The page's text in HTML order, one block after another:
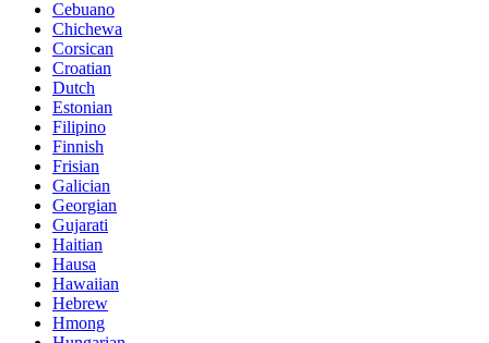
Cebuano
Chichewa
Corsican
Croatian
Dutch
Estonian
Filipino
Finnish
Frisian
Galician
Georgian
Gujarati
Haitian
Hausa
Hawaiian
Hebrew
Hmong